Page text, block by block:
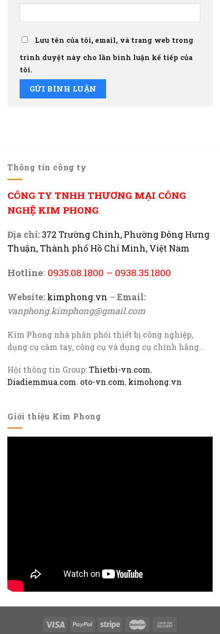
Lưu tên của tôi, email, và trang web trong
trình duyệt này cho lần bình luận kế tiếp của
tôi.
Thông tin công ty
CÔNG TY TNHH THƯƠNG MẠI CÔNG
NGHỆ KIM PHONG
Địa chỉ: 372 Trường Chinh, Phường Đông Hưng
Thuận, Thành phố Hồ Chí Minh, Việt Nam
Hotline: 0935.08.1800 – 0938.35.1800
Website: kimphong.vn – Email:
vanphong.kimphong@gmail.com
Kim Phong nhà phân phối thiết bị công nghiệp,
dụng cụ cầm tay, công cụ và dụng cụ chính hãng…
Hội thông tin Group:Thietbi-vn.com,
Diadiemmua.com. oto-vn.com, kimohong.vn
Giới thiệu Kim Phong